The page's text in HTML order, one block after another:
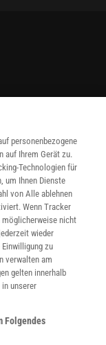
personenbezogene
auf Ihrem Gerät zu.
Technologien für
um Ihnen Dienste
von Alle ablehnen
Wenn Tracker
möglicherweise nicht
wieder
zu
verwalten am
gelten innerhalb
unserer
Folgendes